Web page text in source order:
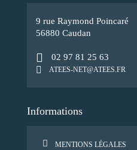
9 rue Raymond Poincaré
56880 Caudan
02 97 81 25 63
ATEES-NET@ATEES.FR
Informations
MENTIONS LÉGALES